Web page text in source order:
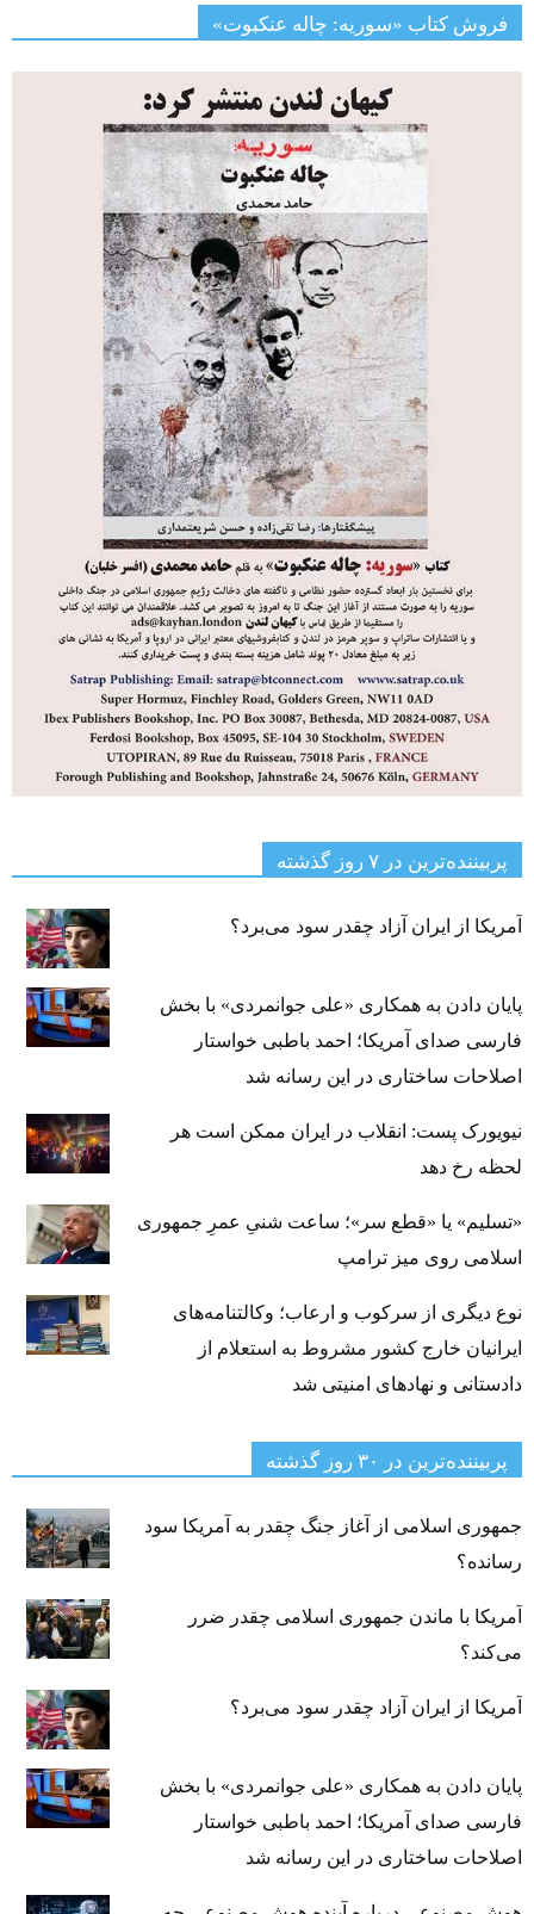
فروش کتاب «سوریه: چاله عنکبوت»
پربیننده‌ترین‌ در ۷ روز گذشته
آمریکا از ایران آزاد چقدر سود می‌برد؟
پایان دادن به همکاری «علی جوانمردی» با بخش
فارسی صدای آمریکا؛ احمد باطبی خواستار
اصلاحات ساختاری در این رسانه شد
نیویورک پست: انقلاب در ایران ممکن است هر
لحظه رخ دهد
«تسلیم» یا «قطع سر»؛ ساعت شنیِ عمرِ جمهوری
اسلامی روی میز ترامپ
نوع دیگری از سرکوب و ارعاب؛ وکالتنامه‌های
ایرانیان خارج کشور مشروط به استعلام از
دادستانی و نهادهای امنیتی شد
پربیننده‌ترین‌ در ۳۰ روز گذشته
جمهوری اسلامی از آغاز جنگ چقدر به آمریکا سود
رسانده؟
آمریکا با ماندن جمهوری اسلامی چقدر ضرر
می‌کند؟
آمریکا از ایران آزاد چقدر سود می‌برد؟
پایان دادن به همکاری «علی جوانمردی» با بخش
فارسی صدای آمریکا؛ احمد باطبی خواستار
اصلاحات ساختاری در این رسانه شد